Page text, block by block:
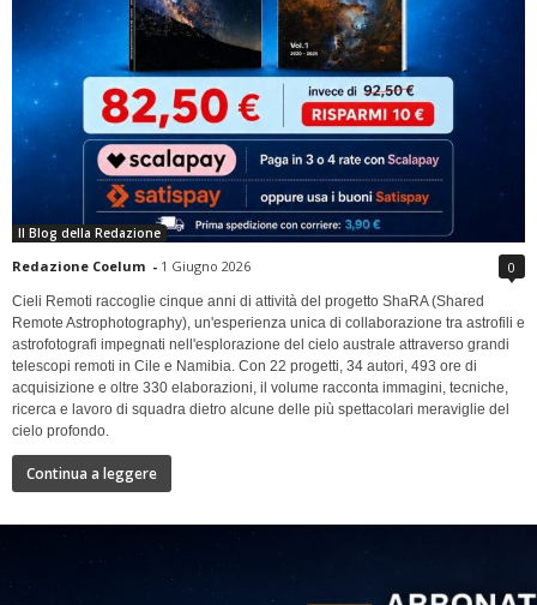
Il Blog della Redazione
Redazione Coelum - 1 Giugno 2026 0
Cieli Remoti raccoglie cinque anni di attività del progetto ShaRA (Shared
Remote Astrophotography), un'esperienza unica di collaborazione tra astrofili e
astrofotografi impegnati nell'esplorazione del cielo australe attraverso grandi
telescopi remoti in Cile e Namibia. Con 22 progetti, 34 autori, 493 ore di
acquisizione e oltre 330 elaborazioni, il volume racconta immagini, tecniche,
ricerca e lavoro di squadra dietro alcune delle più spettacolari meraviglie del
cielo profondo.
Continua a leggere